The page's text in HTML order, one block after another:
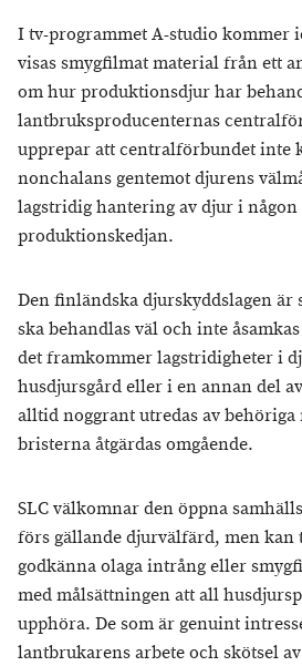
I tv-programmet A-studio kommer
visas smygfilmat material från ett
om hur produktionsdjur har
lantbruksproducenternas
upprepar att centralförbundet inte
nonchalans gentemot djurens
lagstridig hantering av djur i någon
produktionskedjan.
Den finländska djurskyddslagen
ska behandlas väl och inte
det framkommer lagstridigheter i
husdjursgård eller i en annan del
alltid noggrant utredas av
bristerna åtgärdas omgående.
SLC välkomnar den öppna
förs gällande djurvälfärd, men kan
godkänna olaga intrång eller
med målsättningen att all
upphöra. De som är genuint
lantbrukarens arbete och skötsel